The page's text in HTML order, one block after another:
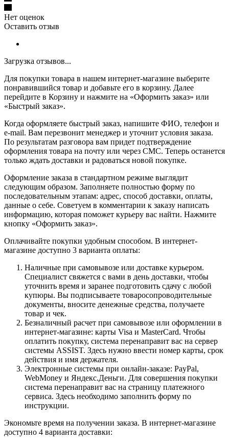
Нет оценок
Оставить отзыв
Загрузка отзывов...
Для покупки товара в нашем интернет-магазине выберите
понравившийся товар и добавьте его в корзину. Далее
перейдите в Корзину и нажмите на «Оформить заказ» или
«Быстрый заказ».
Когда оформляете быстрый заказ, напишите ФИО, телефон и
e-mail. Вам перезвонит менеджер и уточнит условия заказа.
По результатам разговора вам придет подтверждение
оформления товара на почту или через СМС. Теперь останется
только ждать доставки и радоваться новой покупке.
Оформление заказа в стандартном режиме выглядит
следующим образом. Заполняете полностью форму по
последовательным этапам: адрес, способ доставки, оплаты,
данные о себе. Советуем в комментарии к заказу написать
информацию, которая поможет курьеру вас найти. Нажмите
кнопку «Оформить заказ».
Оплачивайте покупки удобным способом. В интернет-
магазине доступно 3 варианта оплаты:
Наличные при самовывозе или доставке курьером.
Специалист свяжется с вами в день доставки, чтобы
уточнить время и заранее подготовить сдачу с любой
купюры. Вы подписываете товаросопроводительные
документы, вносите денежные средства, получаете
товар и чек.
Безналичный расчет при самовывозе или оформлении в
интернет-магазине: карты Visa и MasterCard. Чтобы
оплатить покупку, система перенаправит вас на сервер
системы ASSIST. Здесь нужно ввести номер карты, срок
действия и имя держателя.
Электронные системы при онлайн-заказе: PayPal,
WebMoney и Яндекс.Деньги. Для совершения покупки
система перенаправит вас на страницу платежного
сервиса. Здесь необходимо заполнить форму по
инструкции.
Экономьте время на получении заказа. В интернет-магазине
доступно 4 варианта доставки: